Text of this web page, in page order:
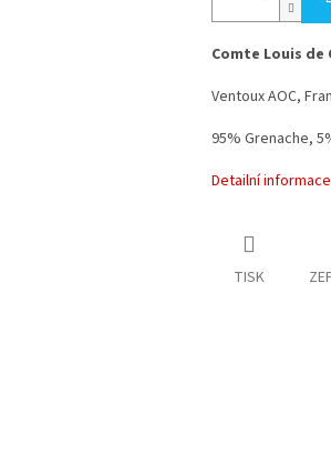
Comte Louis
Ventoux AOC,
95% Grenache,
Detailní informace
TISK